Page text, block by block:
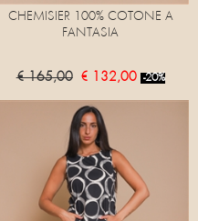
CHEMISIER 100% COTONE A
FANTASIA
€ 165,00 € 132,00 -20%